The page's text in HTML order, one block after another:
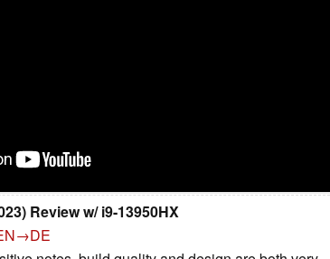
Review w/ i9-13950HX